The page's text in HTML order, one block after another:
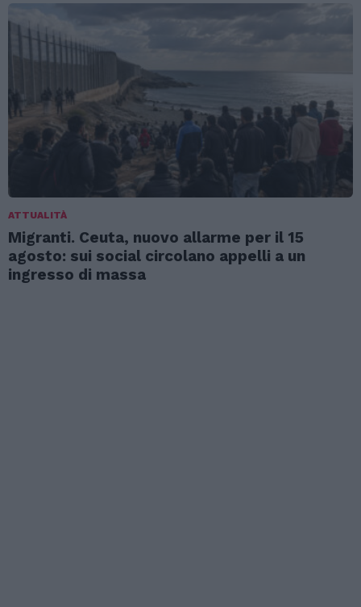
ATTUALITÀ
Migranti. Ceuta, nuovo allarme per il 15
agosto: sui social circolano appelli a un
ingresso di massa